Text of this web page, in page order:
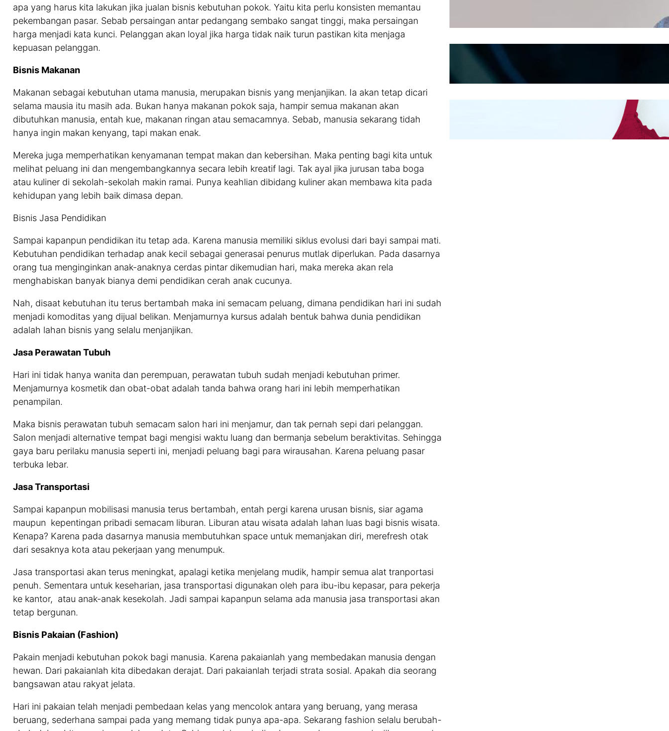
apa yang harus kita lakukan jika jualan bisnis kebutuhan pokok. Yaitu kita perlu konsisten memantau
pekembangan pasar. Sebab persaingan antar pedangang sembako sangat tinggi, maka persaingan
harga menjadi kata kunci. Pelanggan akan loyal jika harga tidak naik turun pastikan kita menjaga
kepuasan pelanggan.
Bisnis Makanan
Makanan sebagai kebutuhan utama manusia, merupakan bisnis yang menjanjikan. Ia akan tetap dicari
selama mausia itu masih ada. Bukan hanya makanan pokok saja, hampir semua makanan akan
dibutuhkan manusia, entah kue, makanan ringan atau semacamnya. Sebab, manusia sekarang tidah
hanya ingin makan kenyang, tapi makan enak.
Mereka juga memperhatikan kenyamanan tempat makan dan kebersihan. Maka penting bagi kita untuk
melihat peluang ini dan mengembangkannya secara lebih kreatif lagi. Tak ayal jika jurusan taba boga
atau kuliner di sekolah-sekolah makin ramai. Punya keahlian dibidang kuliner akan membawa kita pada
kehidupan yang lebih baik dimasa depan.
Bisnis Jasa Pendidikan
Sampai kapanpun pendidikan itu tetap ada. Karena manusia memiliki siklus evolusi dari bayi sampai mati.
Kebutuhan pendidikan terhadap anak kecil sebagai generasai penurus mutlak diperlukan. Pada dasarnya
orang tua menginginkan anak-anaknya cerdas pintar dikemudian hari, maka mereka akan rela
menghabiskan banyak bianya demi pendidikan cerah anak cucunya.
Nah, disaat kebutuhan itu terus bertambah maka ini semacam peluang, dimana pendidikan hari ini sudah
menjadi komoditas yang dijual belikan. Menjamurnya kursus adalah bentuk bahwa dunia pendidikan
adalah lahan bisnis yang selalu menjanjikan.
Jasa Perawatan Tubuh
Hari ini tidak hanya wanita dan perempuan, perawatan tubuh sudah menjadi kebutuhan primer.
Menjamurnya kosmetik dan obat-obat adalah tanda bahwa orang hari ini lebih memperhatikan
penampilan.
Maka bisnis perawatan tubuh semacam salon hari ini menjamur, dan tak pernah sepi dari pelanggan.
Salon menjadi alternative tempat bagi mengisi waktu luang dan bermanja sebelum beraktivitas. Sehingga
gaya baru perilaku manusia seperti ini, menjadi peluang bagi para wirausahan. Karena peluang pasar
terbuka lebar.
Jasa Transportasi
Sampai kapanpun mobilisasi manusia terus bertambah, entah pergi karena urusan bisnis, siar agama
maupun kepentingan pribadi semacam liburan. Liburan atau wisata adalah lahan luas bagi bisnis wisata.
Kenapa? Karena pada dasarnya manusia membutuhkan space untuk memanjakan diri, merefresh otak
dari sesaknya kota atau pekerjaan yang menumpuk.
Jasa transportasi akan terus meningkat, apalagi ketika menjelang mudik, hampir semua alat tranportasi
penuh. Sementara untuk keseharian, jasa transportasi digunakan oleh para ibu-ibu kepasar, para pekerja
ke kantor, atau anak-anak kesekolah. Jadi sampai kapanpun selama ada manusia jasa transportasi akan
tetap bergunan.
Bisnis Pakaian (Fashion)
Pakain menjadi kebutuhan pokok bagi manusia. Karena pakaianlah yang membedakan manusia dengan
hewan. Dari pakaianlah kita dibedakan derajat. Dari pakaianlah terjadi strata sosial. Apakah dia seorang
bangsawan atau rakyat jelata.
Hari ini pakaian telah menjadi pembedaan kelas yang mencolok antara yang beruang, yang merasa
beruang, sederhana sampai pada yang memang tidak punya apa-apa. Sekarang fashion selalu berubah-
Kepribadian
Mengintip Kepribadian
Wanita Dari Warna Bra